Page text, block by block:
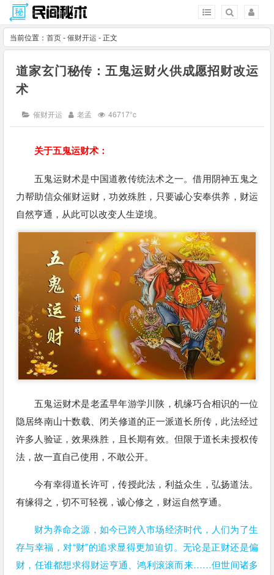
当前位置： 首页-催财开运 - 正文
道家玄门秘传：五鬼运财火供成愿招财改运
术
催财开运 老孟 46717°c
关于五鬼运财术：
五鬼运财术是中国道教传统法术之一。借用阴神五鬼之
力帮助信众催财运财，功效殊胜，只要诚心安奉供养，财运
自然亨通，从此可以改变人生逆境。
五鬼运财术是老孟早年游学川陕，机缘巧合相识的一位
隐居终南山十数载、闭关修道的正一派道长所传，此法经过
许多人验证，效果殊胜，且长期有效。但限于道长未授权传
法，故一直自己使用，不敢公开。
今有幸得道长许可，传授此法，利益众生，弘扬道法。
有缘得之，切不可轻视，诚心修之，财运自然亨通。
财为养命之源，如今已跨入市场经济时代，人们为了生
存与幸福，对“财”的追求显得更加迫切。无论是正财还是偏
财，任谁都想求得财运亨通、鸿利滚滚而来……但世间诸多